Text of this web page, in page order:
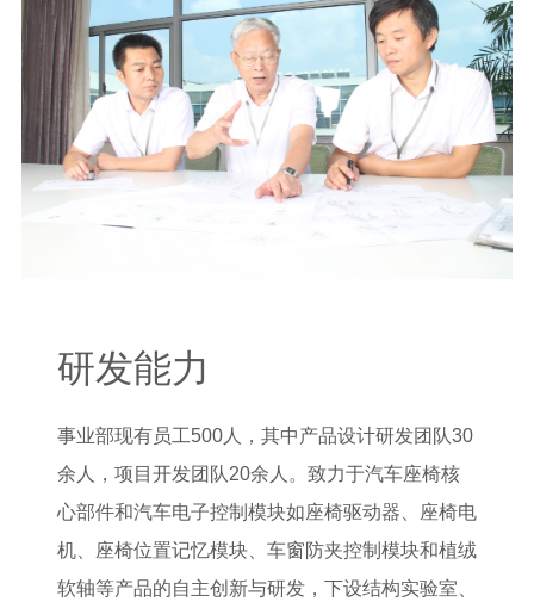
研发能力
事业部现有员工500人，其中产品设计研发团队30
余人，项目开发团队20余人。致力于汽车座椅核
心部件和汽车电子控制模块如座椅驱动器、座椅电
机、座椅位置记忆模块、车窗防夹控制模块和植绒
软轴等产品的自主创新与研发，下设结构实验室、